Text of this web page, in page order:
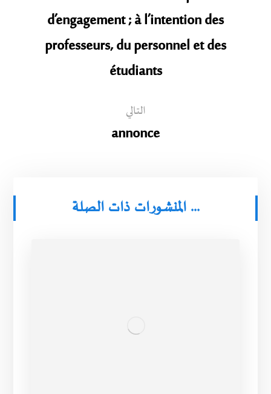
d’engagement ; à l’intention des
professeurs, du personnel et des
étudiants
التالي
annonce
المنشورات ذات الصلة ...